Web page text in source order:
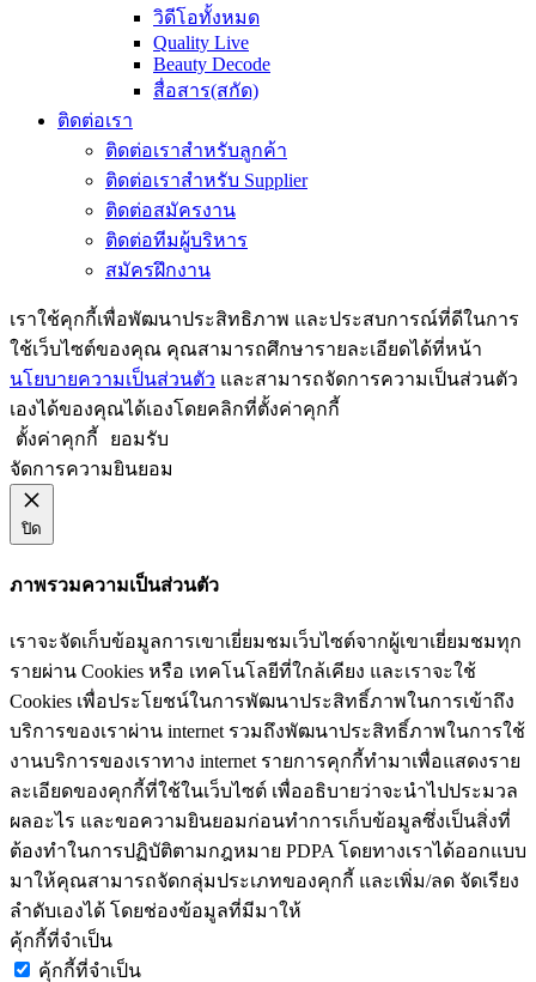
วิดีโอทั้งหมด
Quality Live
Beauty Decode
สื่อสาร(สกัด)
ติดต่อเรา
ติดต่อเราสำหรับลูกค้า
ติดต่อเราสำหรับ Supplier
ติดต่อสมัครงาน
ติดต่อทีมผู้บริหาร
สมัครฝึกงาน
เราใช้คุกกี้เพื่อพัฒนาประสิทธิภาพ และประสบการณ์ที่ดีในการ
ใช้เว็บไซต์ของคุณ คุณสามารถศึกษารายละเอียดได้ที่หน้า
นโยบายความเป็นส่วนตัว และสามารถจัดการความเป็นส่วนตัว
เองได้ของคุณได้เองโดยคลิกที่ตั้งค่าคุกกี้
ตั้งค่าคุกกี้
ยอมรับ
จัดการความยินยอม
ปิด
ภาพรวมความเป็นส่วนตัว
เราจะจัดเก็บข้อมูลการเขาเยี่ยมชมเว็บไซต์จากผู้เขาเยี่ยมชมทุก
รายผ่าน Cookies หรือ เทคโนโลยีที่ใกล้เคียง และเราจะใช้
Cookies เพื่อประโยชน์ในการพัฒนาประสิทธิ์ภาพในการเข้าถึง
บริการของเราผ่าน internet รวมถึงพัฒนาประสิทธิ์ภาพในการใช้
งานบริการของเราทาง internet รายการคุกกี้ทำมาเพื่อแสดงราย
ละเอียดของคุกกี้ที่ใช้ในเว็บไซต์ เพื่ออธิบายว่าจะนำไปประมวล
ผลอะไร และขอความยินยอมก่อนทำการเก็บข้อมูลซึ่งเป็นสิ่งที่
ต้องทำในการปฏิบัติตามกฎหมาย PDPA โดยทางเราได้ออกแบบ
มาให้คุณสามารถจัดกลุ่มประเภทของคุกกี้ และเพิ่ม/ลด จัดเรียง
ลำดับเองได้ โดยช่องข้อมูลที่มีมาให้
คุ้กกี้ที่จำเป็น
คุ้กกี้ที่จำเป็น